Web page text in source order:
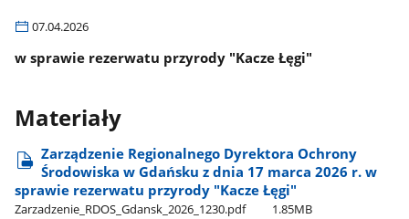
07.04.2026
w sprawie rezerwatu przyrody "Kacze Łęgi"
Materiały
Zarządzenie Regionalnego Dyrektora Ochrony
Środowiska w Gdańsku z dnia 17 marca 2026 r. w
sprawie rezerwatu przyrody "Kacze Łęgi"
Zarzadzenie​​​​_RDOS​​​​_Gdansk​​​​_2026​​​​_1230.pdf 1.85MB